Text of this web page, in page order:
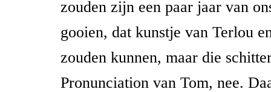
zouden zijn een paar jaar van
gooien, dat kunstje van Terlou
zouden kunnen, maar die
Pronunciation van Tom, nee.